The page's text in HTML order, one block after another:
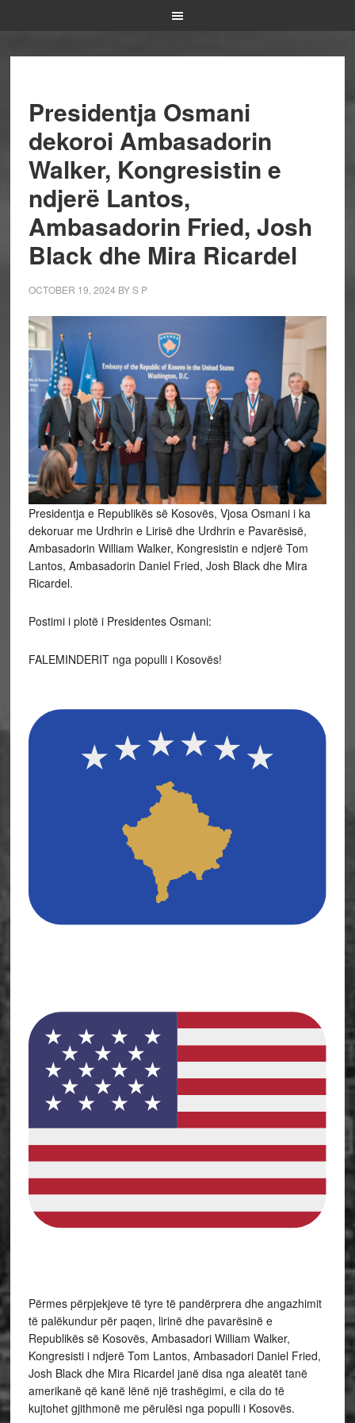
Presidentja Osmani
dekoroi Ambasadorin
Walker, Kongresistin e
ndjerë Lantos,
Ambasadorin Fried, Josh
Black dhe Mira Ricardel
OCTOBER 19, 2024 BYS P
Presidentja e Republikës së Kosovës, Vjosa Osmani i ka
dekoruar me Urdhrin e Lirisë dhe Urdhrin e Pavarësisë,
Ambasadorin William Walker, Kongresistin e ndjerë Tom
Lantos, Ambasadorin Daniel Fried, Josh Black dhe Mira
Ricardel.
Postimi i plotë i Presidentes Osmani:
FALEMINDERIT nga populli i Kosovës!
Përmes përpjekjeve të tyre të pandërprera dhe angazhimit
të palëkundur për paqen, lirinë dhe pavarësinë e
Republikës së Kosovës, Ambasadori William Walker,
Kongresisti i ndjerë Tom Lantos, Ambasadori Daniel Fried,
Josh Black dhe Mira Ricardel janë disa nga aleatët tanë
amerikanë që kanë lënë një trashëgimi, e cila do të
kujtohet gjithmonë me përulësi nga populli i Kosovës.